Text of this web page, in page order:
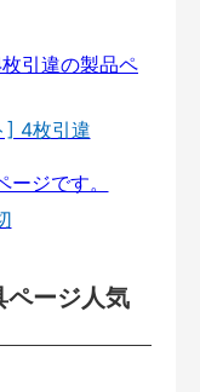
] 4枚引違
ページ人気